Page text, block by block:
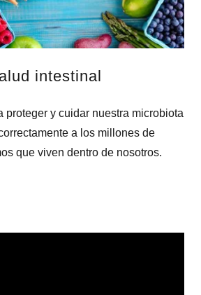
intestinal
proteger y cuidar nuestra microbiota
a los millones de
que viven dentro de nosotros.